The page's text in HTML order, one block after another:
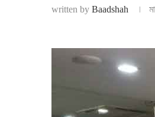
written by Baadshah